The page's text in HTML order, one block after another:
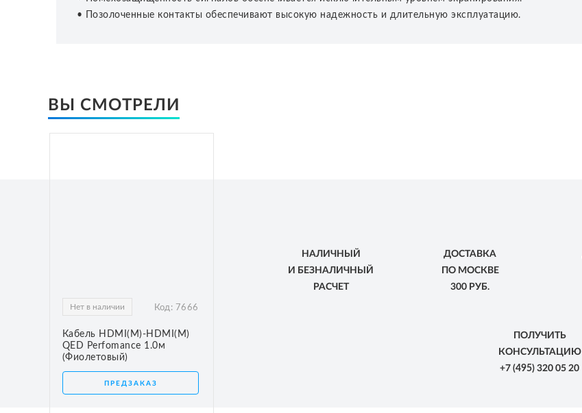
• Позолоченные контакты обеспечивают высокую надежность и длительную эксплуатацию.
ВЫ СМОТРЕЛИ
Нет в наличии Код: 7666
Кабель HDMI(M)-HDMI(M)
QED Perfomance 1.0м
(Фиолетовый)
ПРЕДЗАКАЗ
НАЛИЧНЫЙ
И БЕЗНАЛИЧНЫЙ
РАСЧЕТ
ДОСТАВКА
ПО МОСКВЕ
300 РУБ.
ПОЛУЧИТЬ
КОНСУЛЬТАЦИЮ
+7 (495) 320 05 20